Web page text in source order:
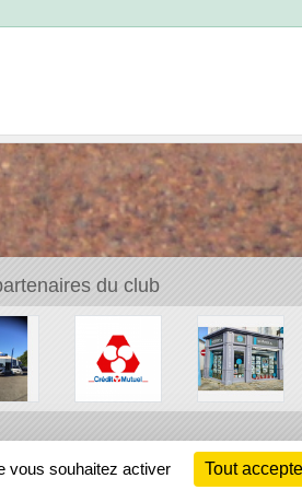
du club
vous souhaitez activer Tout